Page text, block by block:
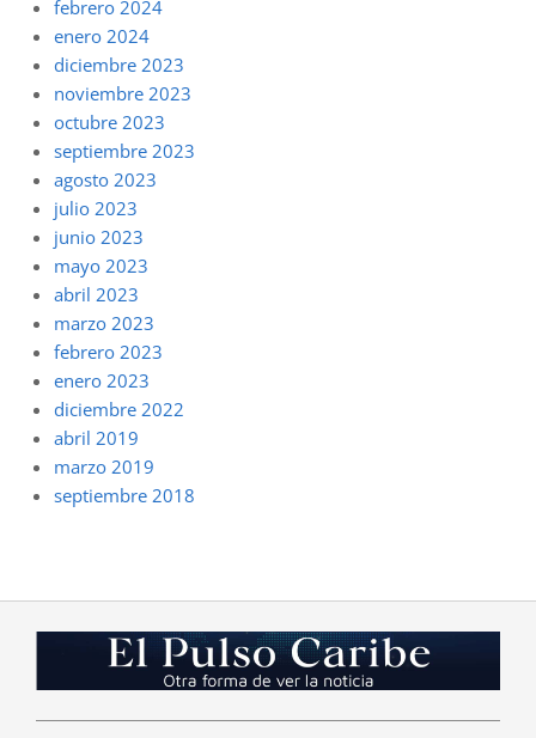
febrero 2024
enero 2024
diciembre 2023
noviembre 2023
octubre 2023
septiembre 2023
agosto 2023
julio 2023
junio 2023
mayo 2023
abril 2023
marzo 2023
febrero 2023
enero 2023
diciembre 2022
abril 2019
marzo 2019
septiembre 2018